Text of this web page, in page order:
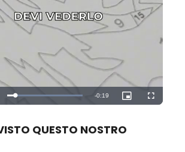
Loaded:
Remaining
-0:19
Picture-
in-
Fullscreen
QUESTO NOSTRO